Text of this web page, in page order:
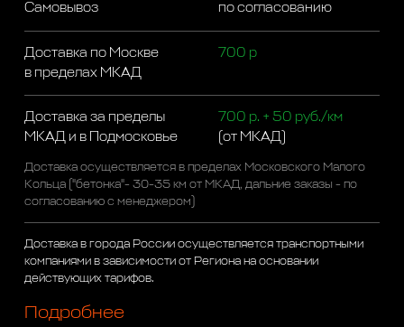
Самовывоз по согласованию
Доставка по Москве
в пределах МКАД
700 р
Доставка за пределы
МКАД и в Подмосковье
700 р. + 50 руб./км
(от МКАД)
Доставка осуществляется в пределах Московского Малого
Кольца ("бетонка"- 30-35 км от МКАД, дальние заказы - по
согласованию с менеджером)
Доставка в города России осуществляется транспортными
компаниями в зависимости от Региона на основании
действующих тарифов.
Подробнее